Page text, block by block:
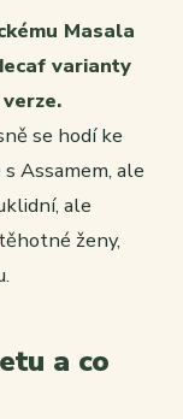
Masala
varianty
se hodí ke
Assamem, ale
ale
ženy,
a co